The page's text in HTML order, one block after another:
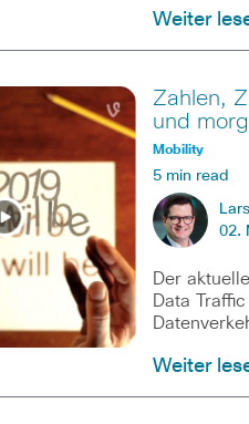
Weiter
Zahlen,
und
Mobility
5 min read
02.
Der
Data
Weiter